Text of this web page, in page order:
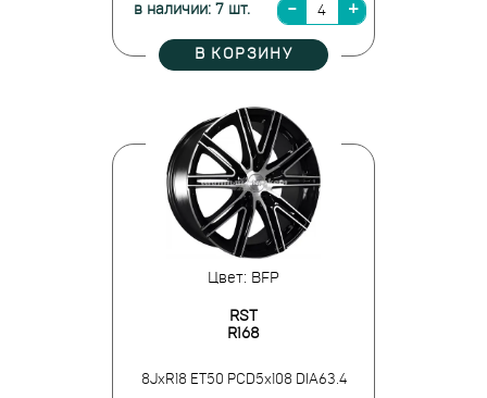
в наличии: 7 шт.
В КОРЗИНУ
Цвет: BFP
RST
R168
8JxR18 ET50 PCD5x108 DIA63.4